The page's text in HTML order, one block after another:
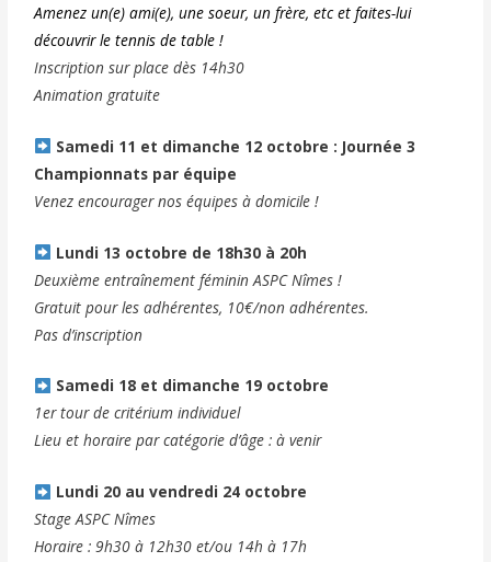
Amenez un(e) ami(e), une soeur, un frère, etc et faites-lui
découvrir le tennis de table !
Inscription sur place dès 14h30
Animation gratuite
Samedi 11 et dimanche 12 octobre : Journée 3
Championnats par équipe
Venez encourager nos équipes à domicile !
Lundi 13 octobre de 18h30 à 20h
Deuxième entraînement féminin ASPC Nîmes !
Gratuit pour les adhérentes, 10€/non adhérentes.
Pas d’inscription
Samedi 18 et dimanche 19 octobre
1er tour de critérium individuel
Lieu et horaire par catégorie d’âge : à venir
Lundi 20 au vendredi 24 octobre
Stage ASPC Nîmes
Horaire : 9h30 à 12h30 et/ou 14h à 17h